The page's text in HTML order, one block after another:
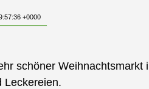
+0000
schöner Weihnachtsmarkt
Leckereien.